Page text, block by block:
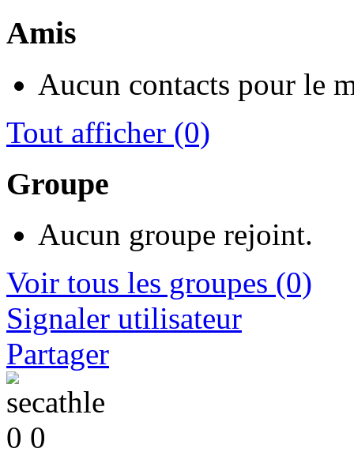
Amis
Aucun contacts pour le
Tout afficher (0)
Groupe
Aucun groupe rejoint.
Voir tous les groupes (0)
Signaler utilisateur
Partager
0 0